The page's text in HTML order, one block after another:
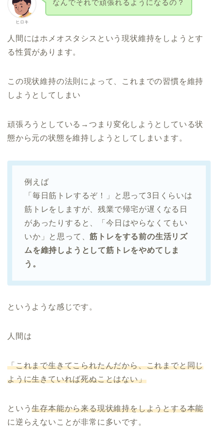
ヒロキ
なんでそれで頑張れるようになるの？
人間にはホメオスタシスという現状維持をしようとす
る性質があります。
この現状維持の法則によって、これまでの習慣を維持
しようとしてしまい
頑張ろうとしている→つまり変化しようとしている状
態から元の状態を維持しようとしてしまいます。
例えば
「毎日筋トレするぞ！」と思って3日くらいは
筋トレをしますが、残業で帰宅が遅くなる日
があったりすると、「今日はやらなくてもい
いか」と思って、筋トレをする前の生活リズ
ムを維持しようとして筋トレをやめてしま
う。
というような感じです。
人間は
「これまで生きてこられたんだから、これまでと同じ
ように生きていれば死ぬことはない」
という生存本能から来る現状維持をしようとする本能
に逆らえないことが非常に多いです。